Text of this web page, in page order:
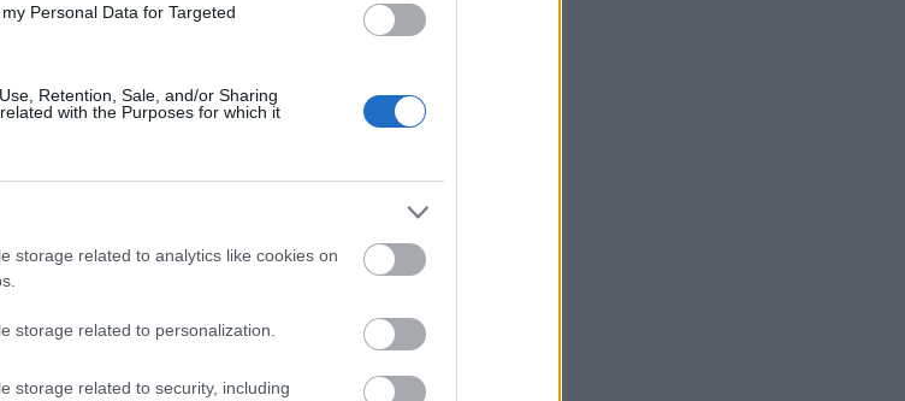
Personal Data for Targeted
Retention, Sale, and/or Sharing
with the Purposes for which it
storage related to analytics like cookies on
storage related to personalization.
storage related to security, including